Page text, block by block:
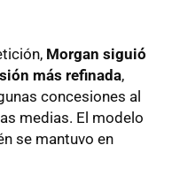
Morgan siguió
más refinada,
concesiones al
medias. El modelo
se mantuvo en